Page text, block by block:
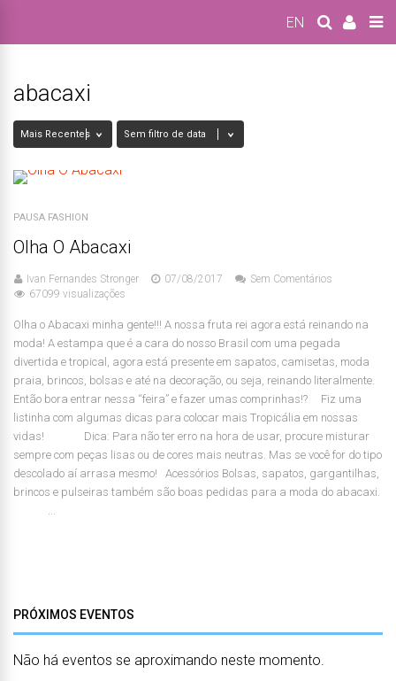
EN
abacaxi
PAUSA FASHION
Olha O Abacaxi
Ivan Fernandes Stronger 07/08/2017
Sem Comentários
67099 visualizações
Olha o Abacaxi minha gente!!! A nossa fruta rei agora está reinando na
moda! A estampa que é a cara do nosso Brasil com uma pegada
divertida e tropical, agora está presente em sapatos, camisetas, moda
praia, brincos, bolsas e até na decoração, ou seja, reinando literalmente.
Então bora entrar nessa “feira” e fazer umas comprinhas!? Fiz uma
listinha com algumas dicas para colocar mais Tropicália em nossas
vidas! Dica: Para não ter erro na hora de usar, procure misturar
sempre com peças lisas ou de cores mais neutras. Mas se você for do tipo
descolado aí arrasa mesmo! Acessórios Bolsas, sapatos, gargantilhas,
brincos e pulseiras também são boas pedidas para a moda do abacaxi.
...
PRÓXIMOS EVENTOS
Não há eventos se aproximando neste momento.